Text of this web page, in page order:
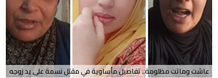
عاشت وماتت مظلومة.. تفاصيل مأساوية في مقتل نسمة على يد زوجه